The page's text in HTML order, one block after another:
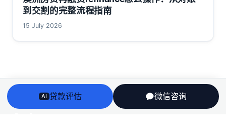
到交割的完整流程指南
15 July 2026
AI 贷款评估 微信咨询